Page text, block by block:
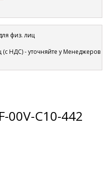
физ. лиц
НДС) - уточняйте у Менеджеров
00V-C10-442